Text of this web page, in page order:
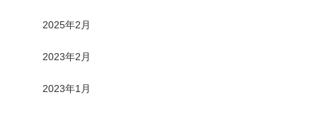
2025年2月
2023年2月
2023年1月